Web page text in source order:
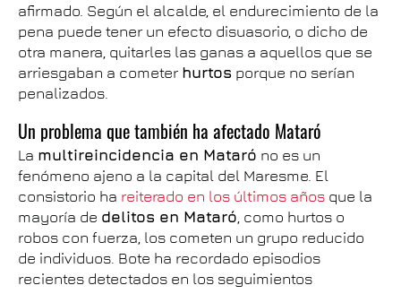
afirmado. Según el alcalde, el endurecimiento de la
pena puede tener un efecto disuasorio, o dicho de
otra manera, quitarles las ganas a aquellos que se
arriesgaban a cometer hurtos porque no serían
penalizados.
Un problema que también ha afectado Mataró
La multireincidencia en Mataró no es un
fenómeno ajeno a la capital del Maresme. El
consistorio ha reiterado en los últimos años que la
mayoría de delitos en Mataró , como hurtos o
robos con fuerza, los cometen un grupo reducido
de individuos. Bote ha recordado episodios
recientes detectados en los seguimientos